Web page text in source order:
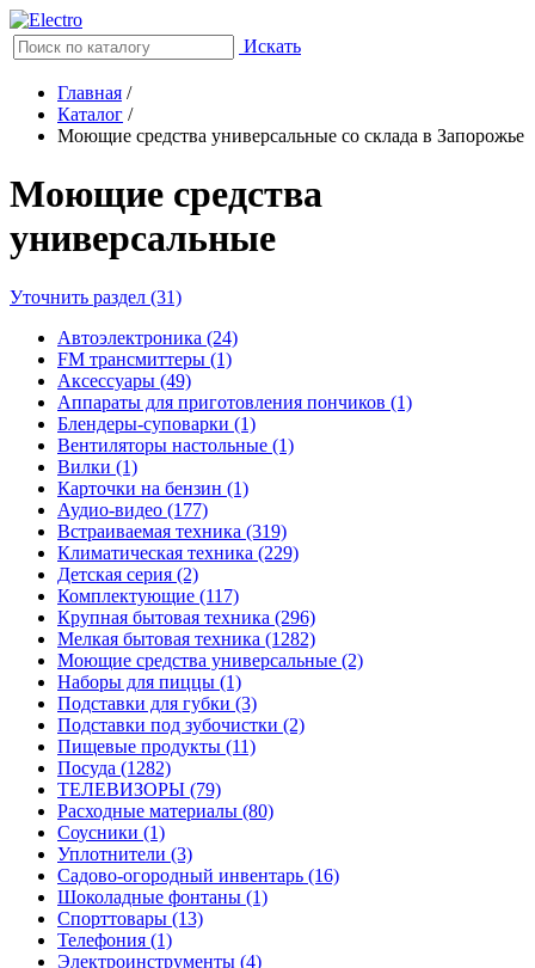
Искать
Главная /
Каталог /
Моющие средства универсальные со склада в Запорожье
Моющие средства
универсальные
Уточнить раздел (31)
Автоэлектроника (24)
FM трансмиттеры (1)
Аксессуары (49)
Аппараты для приготовления пончиков (1)
Блендеры-суповарки (1)
Вентиляторы настольные (1)
Вилки (1)
Карточки на бензин (1)
Аудио-видео (177)
Встраиваемая техника (319)
Климатическая техника (229)
Детская серия (2)
Комплектующие (117)
Крупная бытовая техника (296)
Мелкая бытовая техника (1282)
Моющие средства универсальные (2)
Наборы для пиццы (1)
Подставки для губки (3)
Подставки под зубочистки (2)
Пищевые продукты (11)
Посуда (1282)
ТЕЛЕВИЗОРЫ (79)
Расходные материалы (80)
Соусники (1)
Уплотнители (3)
Садово-огородный инвентарь (16)
Шоколадные фонтаны (1)
Спорттовары (13)
Телефония (1)
Электроинструменты (4)